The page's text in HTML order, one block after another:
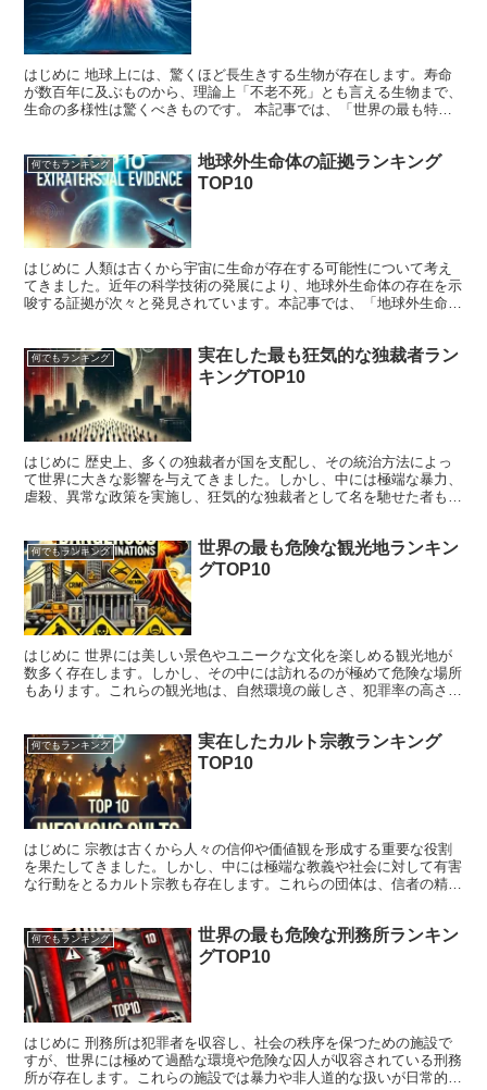
はじめに 地球上には、驚くほど長生きする生物が存在します。寿命
が数百年に及ぶものから、理論上「不老不死」とも言える生物まで、
生命の多様性は驚くべきものです。 本記事では、「世界の最も特殊
何でもランキング
地球外生命体の証拠ランキング
TOP10
はじめに 人類は古くから宇宙に生命が存在する可能性について考え
てきました。近年の科学技術の発展により、地球外生命体の存在を示
唆する証拠が次々と発見されています。本記事では、「地球外生命体
何でもランキング
実在した最も狂気的な独裁者ラン
キングTOP10
はじめに 歴史上、多くの独裁者が国を支配し、その統治方法によっ
て世界に大きな影響を与えてきました。しかし、中には極端な暴力、
虐殺、異常な政策を実施し、狂気的な独裁者として名を馳せた者もい
何でもランキング
世界の最も危険な観光地ランキン
グTOP10
はじめに 世界には美しい景色やユニークな文化を楽しめる観光地が
数多く存在します。しかし、その中には訪れるのが極めて危険な場所
もあります。これらの観光地は、自然環境の厳しさ、犯罪率の高さ、
何でもランキング
実在したカルト宗教ランキング
TOP10
はじめに 宗教は古くから人々の信仰や価値観を形成する重要な役割
を果たしてきました。しかし、中には極端な教義や社会に対して有害
な行動をとるカルト宗教も存在します。これらの団体は、信者の精神
何でもランキング
世界の最も危険な刑務所ランキン
グTOP10
はじめに 刑務所は犯罪者を収容し、社会の秩序を保つための施設で
すが、世界には極めて過酷な環境や危険な囚人が収容されている刑務
所が存在します。これらの施設では暴力や非人道的な扱いが日常的に